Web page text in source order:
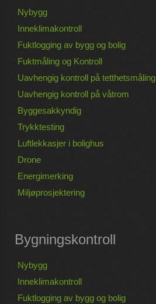
Nybygg
Inneklimakontroll
Fuktlogging av bygg og bolig
Fuktmåling og Kontroll
Uavhengig kontroll på tetthetsmåling
Uavhengig kontroll på våtrom
Byggesakkyndig
Trykktesting
Luftlekkasjer i bolighus
Drone
Energimerking
Miljøprosjektering
Bygningskontroll
Nybygg
Inneklimakontroll
Fuktlogging av bygg og bolig